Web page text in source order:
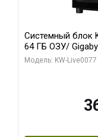
Системный блок
64 ГБ ОЗУ/
16GB GDDR7
Модель: KW-Live0077